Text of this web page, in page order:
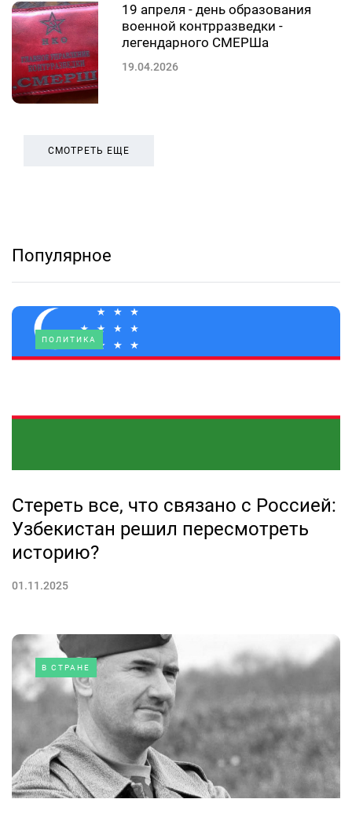
19 апреля - день образования
военной контрразведки -
легендарного СМЕРШа
19.04.2026
СМОТРЕТЬ ЕЩЕ
Популярное
ПОЛИТИКА
Стереть все, что связано с Россией:
Узбекистан решил пересмотреть
историю?
01.11.2025
В СТРАНЕ